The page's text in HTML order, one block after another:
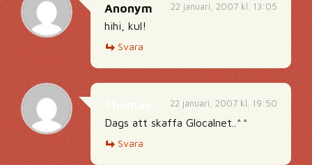
22 januari, 2007 kl. 13:05
Anonym
hihi, kul!
Svara
22 januari, 2007 kl. 19:50
Dags att skaffa Glocalnet..^^
Svara